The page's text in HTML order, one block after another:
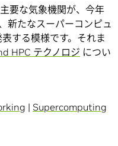
要な気象機関が、今年
新たなスーパーコンピュ
する模様です。それま
HPC テクノロジ につい
| Supercomputing